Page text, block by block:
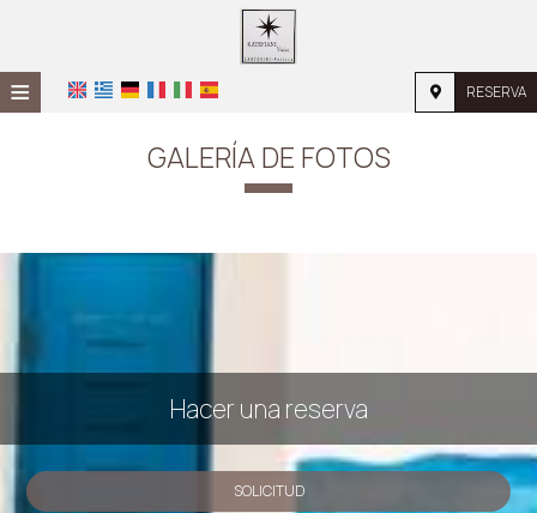
≡ RESERVA
UBICACIÓN
GALERÍA DE FOTOS
Hacer una reserva
SOLICITUD